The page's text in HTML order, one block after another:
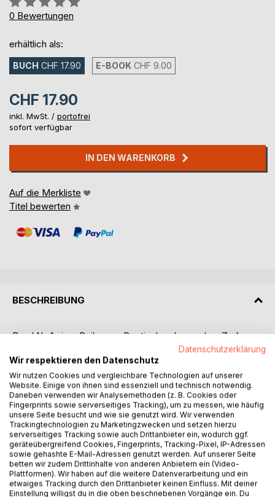
0%
0 Bewertungen
erhältlich als:
BUCH CHF 17.90 E-BOOK CHF 9.00
CHF 17.90
inkl. MwSt. / portofrei
sofort verfügbar
IN DEN WARENKORB
Auf die Merkliste
Titel bewerten
BESCHREIBUNG
Band Nr. 1 einer Reihe von Poetischen Legenden. Zorko,
der Poet verliert seine junge Geliebte, Zina, durch eine
brutale Entführung. Durch einen freundlichen Hinweis findet
er Zugang zur Eiswelt der Königin Nora und des Königs
Noro. Seine vorgetragene Ballade über seinen
schmerzhaften Verlust erweicht das Herz der Königin Nora.
Durch sie erfährt er über die Entführung Zinas, und sie
verhilft ihm zu seinem Weg zum Niemandsland, wo Zina
vom Tyrannen Hinod gefangengehalten wird.
Durch viele Hindernisse, Versuchungen, und Gefahren einer
langen Reise durch das Labyrinth des Niemandslandes
stürzt ein erscchöpfter Zorko in einen Erdspalt. Im Land der
Niemandsland - Amazonen wird ihm geholfen. Königin Ama
Datenschutzerklärung
Wir respektieren den Datenschutz
Wir nutzen Cookies und vergleichbare Technologien auf unserer
Website. Einige von ihnen sind essenziell und technisch notwendig.
Daneben verwenden wir Analysemethoden (z. B. Cookies oder
Fingerprints sowie serverseitiges Tracking), um zu messen, wie häufig
unsere Seite besucht und wie sie genutzt wird. Wir verwenden
Trackingtechnologien zu Marketingzwecken und setzen hierzu
serverseitiges Tracking sowie auch Drittanbieter ein, wodurch ggf.
geräteübergreifend Cookies, Fingerprints, Tracking-Pixel, IP-Adressen
sowie gehashte E-Mail-Adressen genutzt werden. Auf unserer Seite
betten wir zudem Drittinhalte von anderen Anbietern ein (Video-
Plattformen). Wir haben auf die weitere Datenverarbeitung und ein
etwaiges Tracking durch den Drittanbieter keinen Einfluss. Mit deiner
Einstellung willigst du in die oben beschriebenen Vorgänge ein. Du